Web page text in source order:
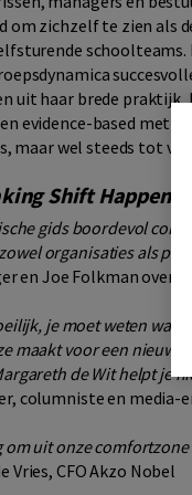
om zichzelf te zien
uit haar brede
evidence-based
maar wel steeds tot
Shift Happen
gids boordevol
organisaties als
en Joe Folkman over
je moet weten
maakt voor een
de Wit helpt je
columniste en media-
om uit onze
Vries, CFO Akzo Nobel